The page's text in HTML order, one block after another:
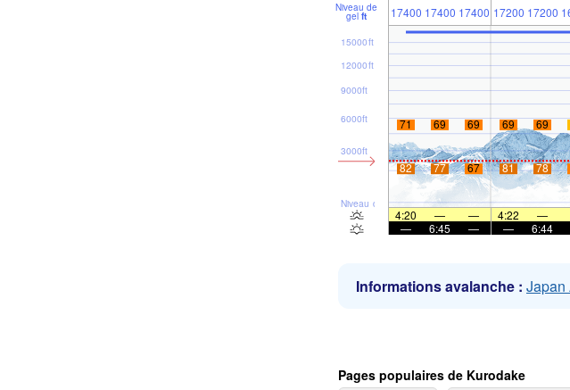
Niveau de
gel ft 17400 17400 17400 17200 17200
Niveau de la mer
3000ft
6000ft
9000ft
12000ft
15000ft
71 69 69 69 69
82 77 67 81 78
4:20 — — 4:22 —
—
6:45 — — 6:44
Informations avalanche : Japan
Pages populaires de Kurodake